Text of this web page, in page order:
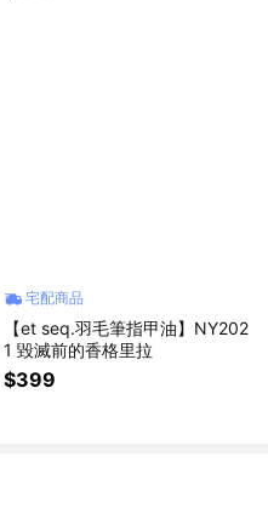
宅配商品
【et seq.羽毛筆指甲油】NY202
1 毀滅前的香格里拉
$399